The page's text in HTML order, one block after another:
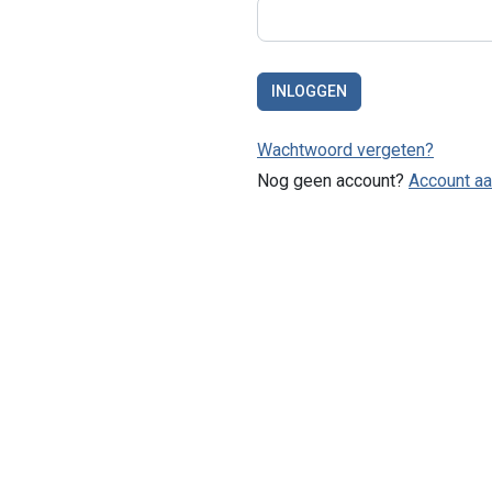
INLOGGEN
Wachtwoord vergeten?
Nog geen account? Account